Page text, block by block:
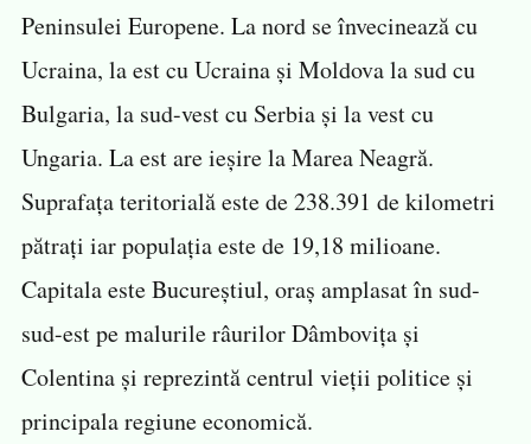
Peninsulei Europene. La nord se învecinează cu
Ucraina, la est cu Ucraina și Moldova la sud cu
Bulgaria, la sud-vest cu Serbia și la vest cu
Ungaria. La est are ieșire la Marea Neagră.
Suprafața teritorială este de 238.391 de kilometri
pătrați iar populația este de 19,18 milioane.
Capitala este Bucureștiul, oraș amplasat în sud-
sud-est pe malurile râurilor Dâmbovița și
Colentina și reprezintă centrul vieții politice și
principala regiune economică.